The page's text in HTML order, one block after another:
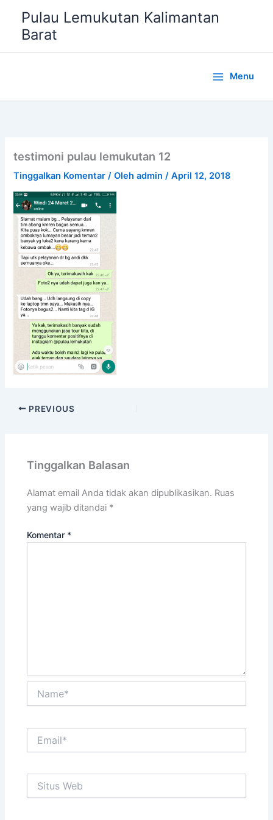
konten
Pulau Lemukutan Kalimantan
Barat
Menu
testimoni pulau lemukutan 12
Tinggalkan Komentar / Olehadmin/April 12, 2018
PREVIOUS
Tinggalkan Balasan
Alamat email Anda tidak akan dipublikasikan. Ruas
yang wajib ditandai *
Komentar *
Web